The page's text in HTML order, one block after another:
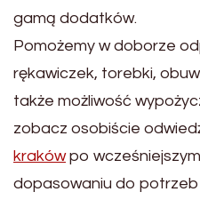
gamą dodatków.
Pomożemy w doborze
rękawiczek, torebki,
także możliwość
zobacz osobiście
krakówpo
dopasowaniu do potrzeb